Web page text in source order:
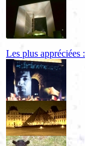
Les plus appréciées :